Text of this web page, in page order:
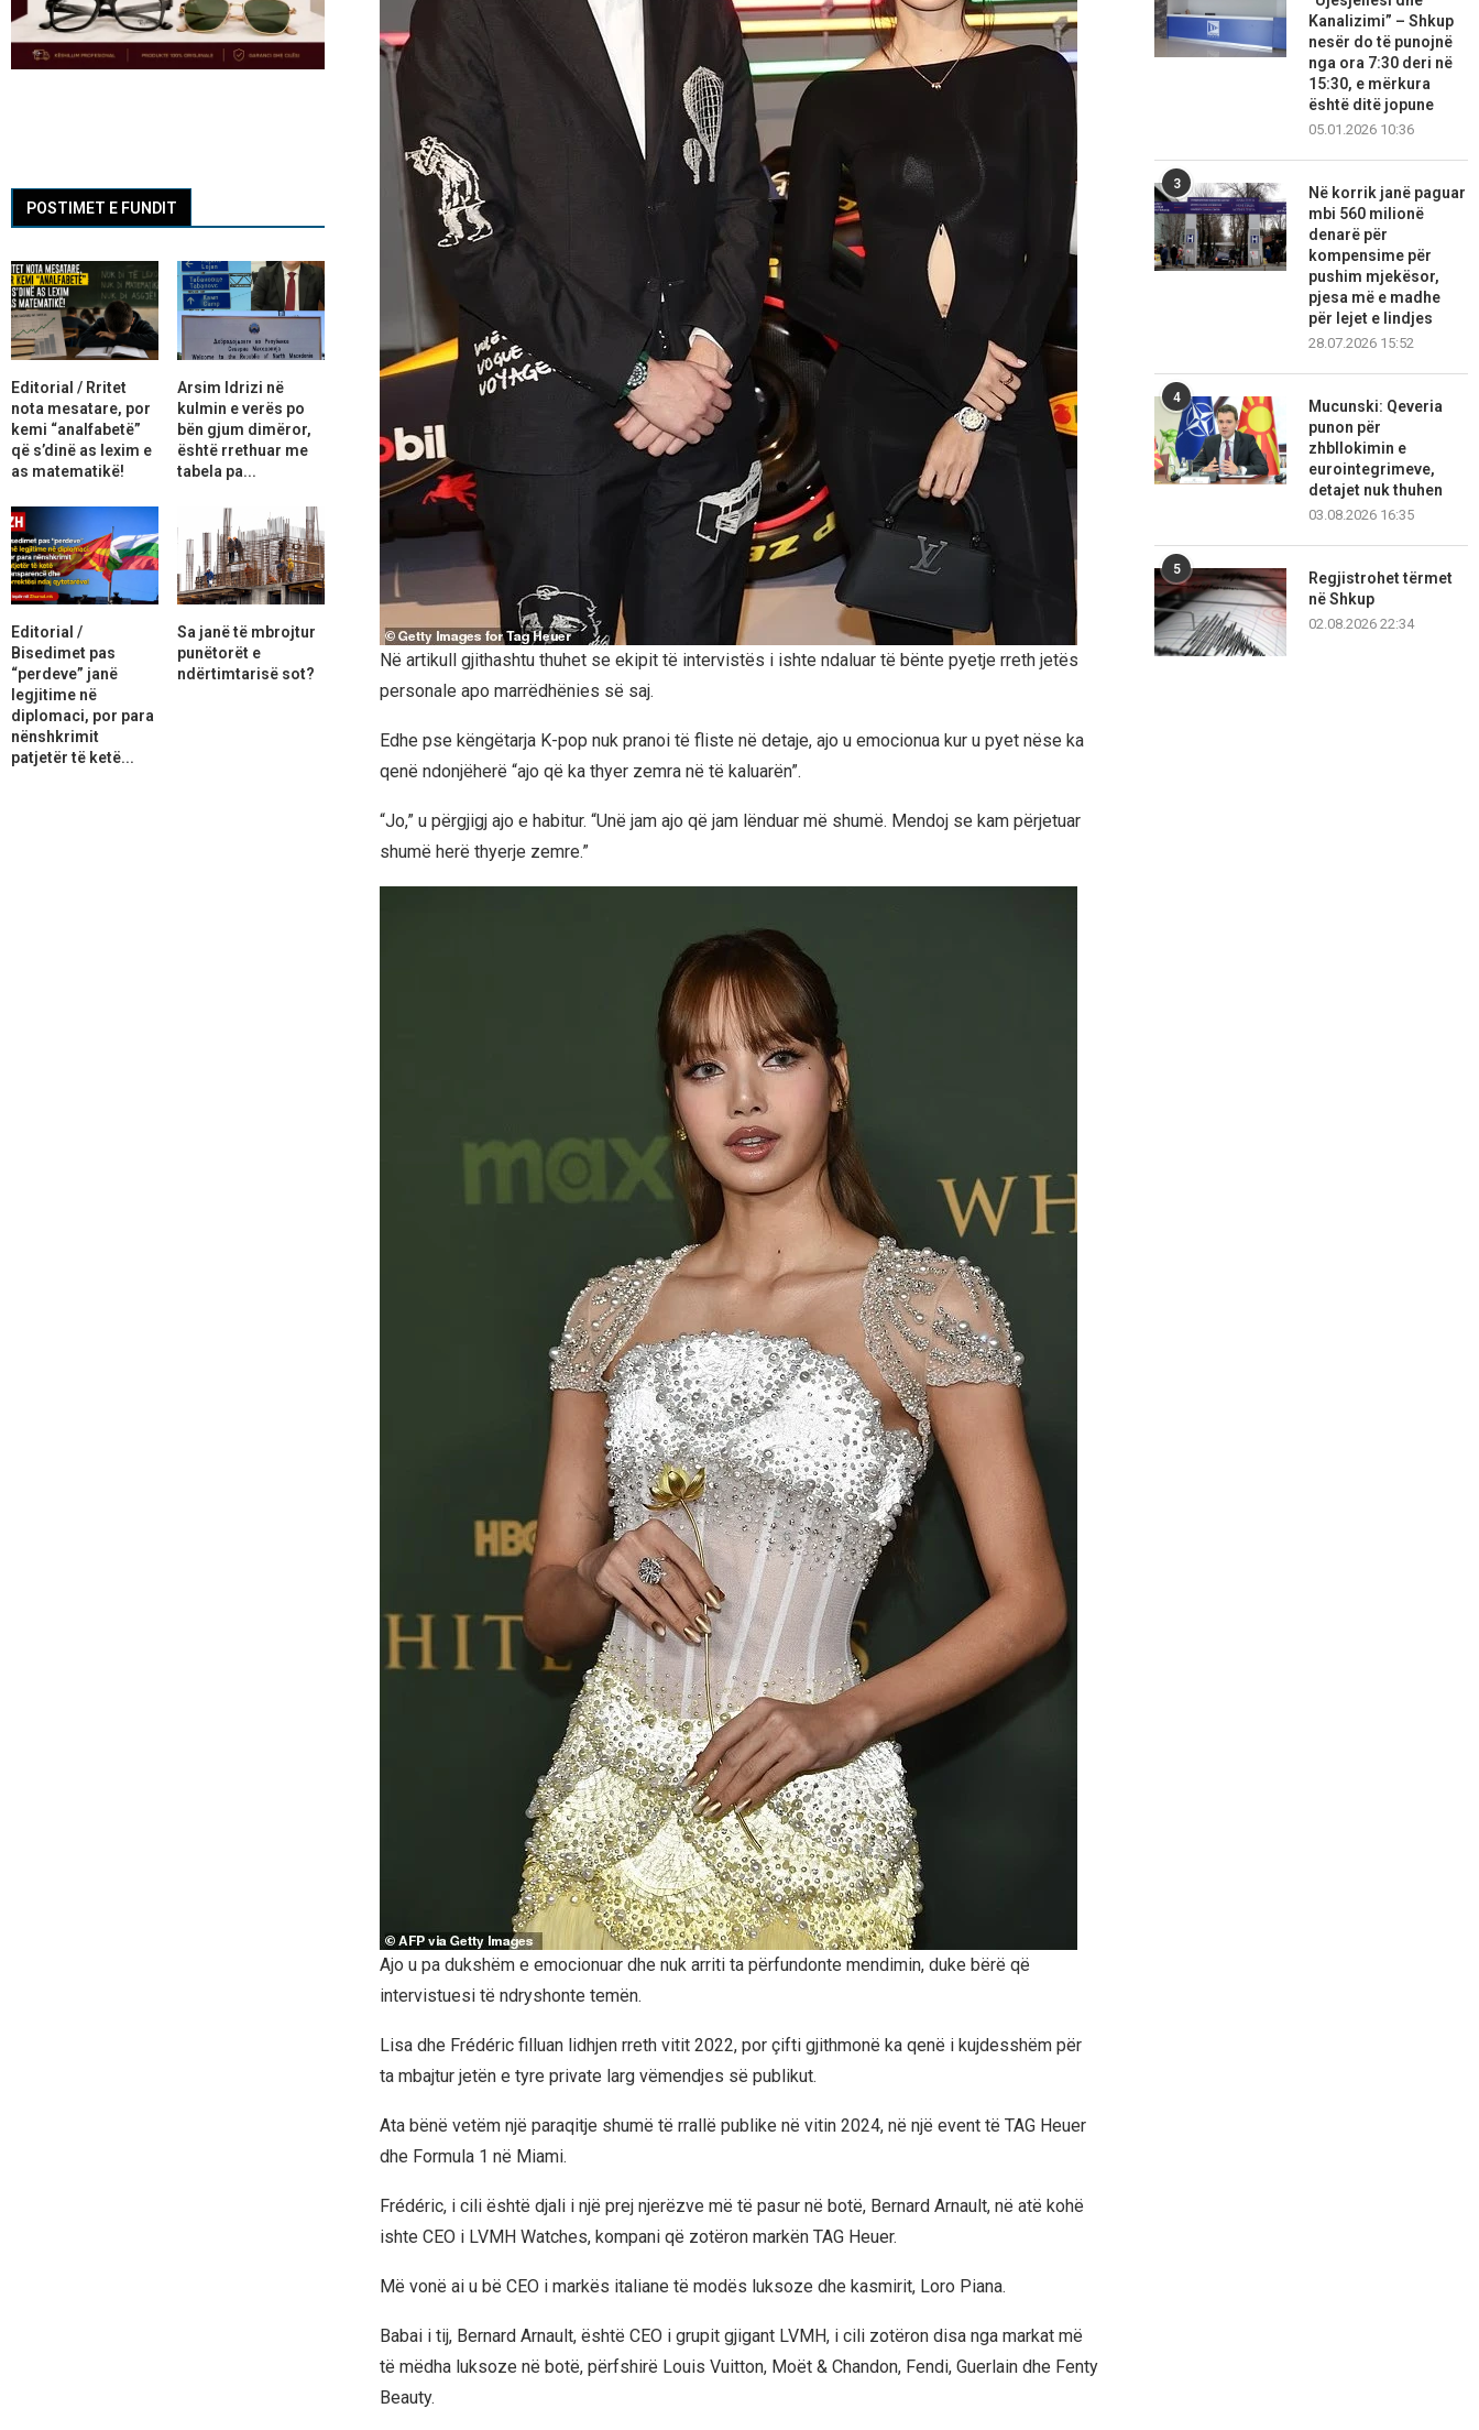
Në artikull gjithashtu thuhet se ekipit të intervistës i ishte ndaluar të bënte pyetje rreth jetës
personale apo marrëdhënies së saj.
Edhe pse këngëtarja K-pop nuk pranoi të fliste në detaje, ajo u emocionua kur u pyet nëse ka
qenë ndonjëherë “ajo që ka thyer zemra në të kaluarën”.
“Jo,” u përgjigj ajo e habitur. “Unë jam ajo që jam lënduar më shumë. Mendoj se kam përjetuar
shumë herë thyerje zemre.”
Ajo u pa dukshëm e emocionuar dhe nuk arriti ta përfundonte mendimin, duke bërë që
intervistuesi të ndryshonte temën.
Lisa dhe Frédéric filluan lidhjen rreth vitit 2022, por çifti gjithmonë ka qenë i kujdesshëm për
ta mbajtur jetën e tyre private larg vëmendjes së publikut.
Ata bënë vetëm një paraqitje shumë të rrallë publike në vitin 2024, në një event të TAG Heuer
dhe Formula 1 në Miami.
Frédéric, i cili është djali i një prej njerëzve më të pasur në botë, Bernard Arnault, në atë kohë
ishte CEO i LVMH Watches, kompani që zotëron markën TAG Heuer.
Më vonë ai u bë CEO i markës italiane të modës luksoze dhe kasmirit, Loro Piana.
Babai i tij, Bernard Arnault, është CEO i grupit gjigant LVMH, i cili zotëron disa nga markat më
të mëdha luksoze në botë, përfshirë Louis Vuitton, Moët & Chandon, Fendi, Guerlain dhe Fenty
Beauty.
Kanalizimi” – Shkup
nesër do të punojnë
nga ora 7:30 deri në
15:30, e mërkura
është ditë jopune
05.01.2026 10:36
3
Në korrik janë paguar
mbi 560 milionë
denarë për
kompensime për
pushim mjekësor,
pjesa më e madhe
për lejet e lindjes
28.07.2026 15:52
4
Mucunski: Qeveria
punon për
zhbllokimin e
eurointegrimeve,
detajet nuk thuhen
03.08.2026 16:35
5
Regjistrohet tërmet
në Shkup
02.08.2026 22:34
POSTIMET E FUNDIT
Editorial / Rritet
nota mesatare, por
kemi “analfabetë”
që s’dinë as lexim e
as matematikë!
Arsim Idrizi në
kulmin e verës po
bën gjum dimëror,
është rrethuar me
tabela pa...
Editorial /
Bisedimet pas
“perdeve” janë
legjitime në
diplomaci, por para
nënshkrimit
patjetër të ketë...
Sa janë të mbrojtur
punëtorët e
ndërtimtarisë sot?